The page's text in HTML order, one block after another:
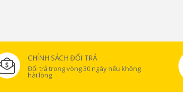
CHÍNH SÁCH ĐỔI TRẢ
Đổi trả trong vòng 30 ngày nếu không
hài lòng